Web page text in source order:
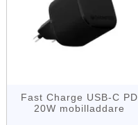
Fast Charge USB-C PD
20W mobilladdare